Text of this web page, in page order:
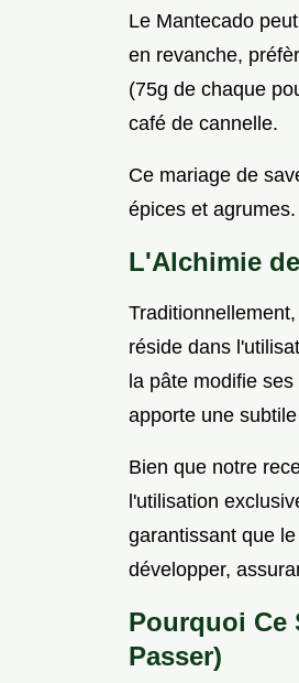
Le Mantecado
en revanche,
(75g de chaque
café de cannelle.
Ce mariage de
épices et agrumes.
L'Alchimie
réside dans
la pâte modifie
apporte une
Bien que notre
l'utilisation
garantissant que
développer,
Pourquoi Ce
Passer)